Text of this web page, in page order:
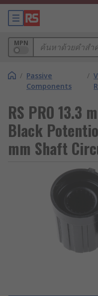
MPN
/ Passive
Components
/
RS PRO 13.3
Black
mm Shaft